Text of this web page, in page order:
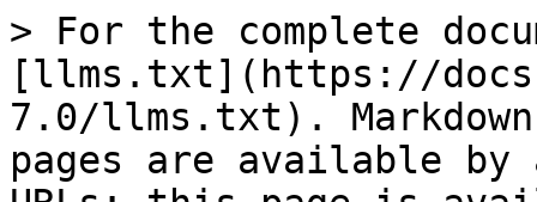
> For the complete
[llms.txt](https://
7.0/llms.txt).
pages are available by